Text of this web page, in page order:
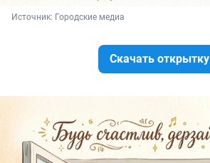
Источник: Городские медиа
Скачать открытку